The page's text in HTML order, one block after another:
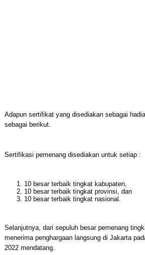
Adapun sertifikat yang disediakan sebagai
sebagai berikut.
Sertifikasi pemenang disediakan untuk setiap :
10 besar terbaik tingkat kabupaten,
10 besar terbaik tingkat provinsi, dan
10 besar terbaik tingkat nasional.
Selanjutnya, dari sepuluh besar pemenang
menerima penghargaan langsung di Jakarta
2022 mendatang.